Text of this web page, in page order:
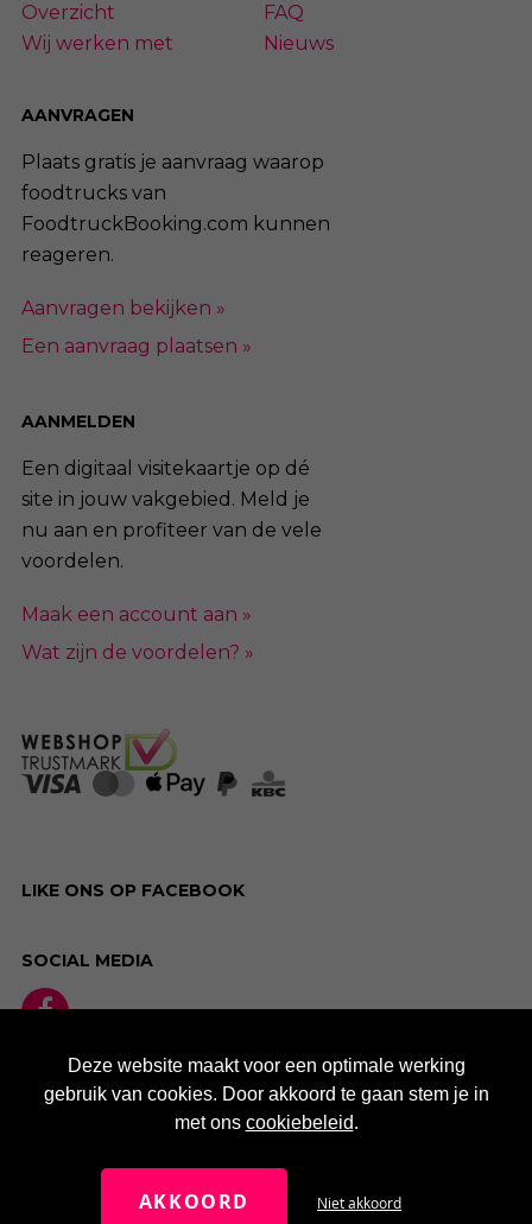
Overzicht
FAQ
Wij werken met
Nieuws
AANVRAGEN
Plaats gratis je aanvraag waarop
foodtrucks van
FoodtruckBooking.com kunnen
reageren.
Aanvragen bekijken »
Een aanvraag plaatsen »
AANMELDEN
Een digitaal visitekaartje op dé
site in jouw vakgebied. Meld je
nu aan en profiteer van de vele
voordelen.
Maak een account aan »
Wat zijn de voordelen? »
LIKE ONS OP FACEBOOK
SOCIAL MEDIA
Deze website maakt voor een optimale werking
gebruik van cookies. Door akkoord te gaan stem je in
met ons cookiebeleid.
AKKOORD Niet akkoord